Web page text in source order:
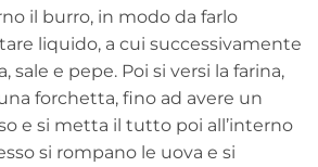
il burro, in modo da farlo
liquido, a cui successivamente
sale e pepe. Poi si versi la farina,
forchetta, fino ad avere un
e si metta il tutto poi all’interno
si rompano le uova e si